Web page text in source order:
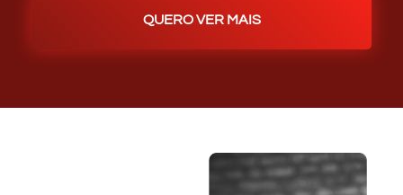
QUERO VER MAIS